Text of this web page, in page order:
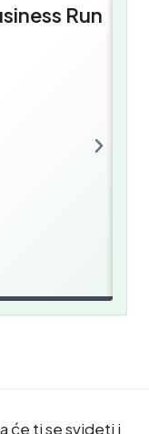
Run
će ti se svideti i